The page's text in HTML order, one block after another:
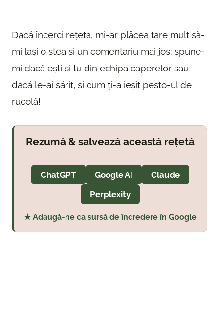
Dacă încerci rețeta, mi-ar plăcea tare mult să-
mi lași o stea si un comentariu mai jos: spune-
mi dacă ești si tu din echipa caperelor sau
dacă le-ai sărit, si cum ți-a ieșit pesto-ul de
rucolă!
Rezumă & salvează această rețetă
ChatGPT Google AI
Claude
Perplexity
★ Adaugă-ne ca sursă de încredere în Google